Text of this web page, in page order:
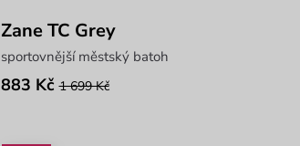
Zane TC Grey
sportovnější městský batoh
883 Kč 1 699 Kč